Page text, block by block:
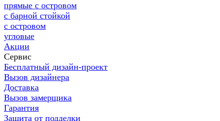
прямые с островом
с барной стойкой
с островом
угловые
Акции
Сервис
Бесплатный дизайн-проект
Вызов дизайнера
Доставка
Вызов замерщика
Гарантия
Защита от подделки